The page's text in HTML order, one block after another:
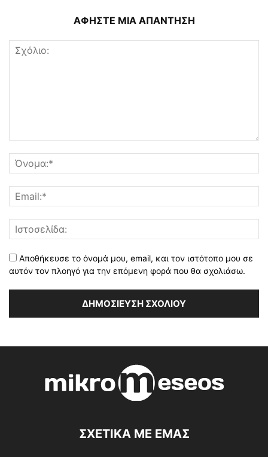
ΑΦΗΣΤΕ ΜΙΑ ΑΠΑΝΤΗΣΗ
Αποθήκευσε το όνομά μου, email, και τον ιστότοπο μου σε
αυτόν τον πλοηγό για την επόμενη φορά που θα σχολιάσω.
ΣΧΕΤΙΚΑ ΜΕ ΕΜΑΣ